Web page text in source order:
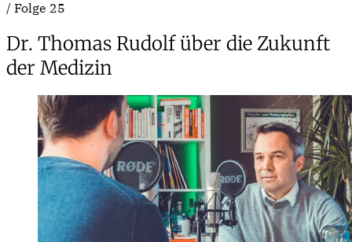
/ Folge 25
Dr. Thomas Rudolf über die Zukunft
der Medizin